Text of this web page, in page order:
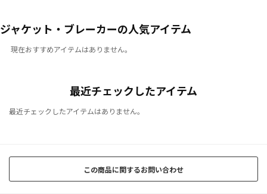
ジャケット・ブレーカーの人気アイテム
現在おすすめアイテムはありません。
最近チェックしたアイテム
最近チェックしたアイテムはありません。
この商品に関するお問い合わせ